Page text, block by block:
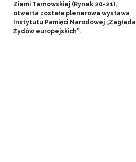
Ziemi Tarnowskiej (Rynek 20-21),
otwarta została plenerowa wystawa
Instytutu Pamięci Narodowej „Zagłada
Żydów europejskich”.